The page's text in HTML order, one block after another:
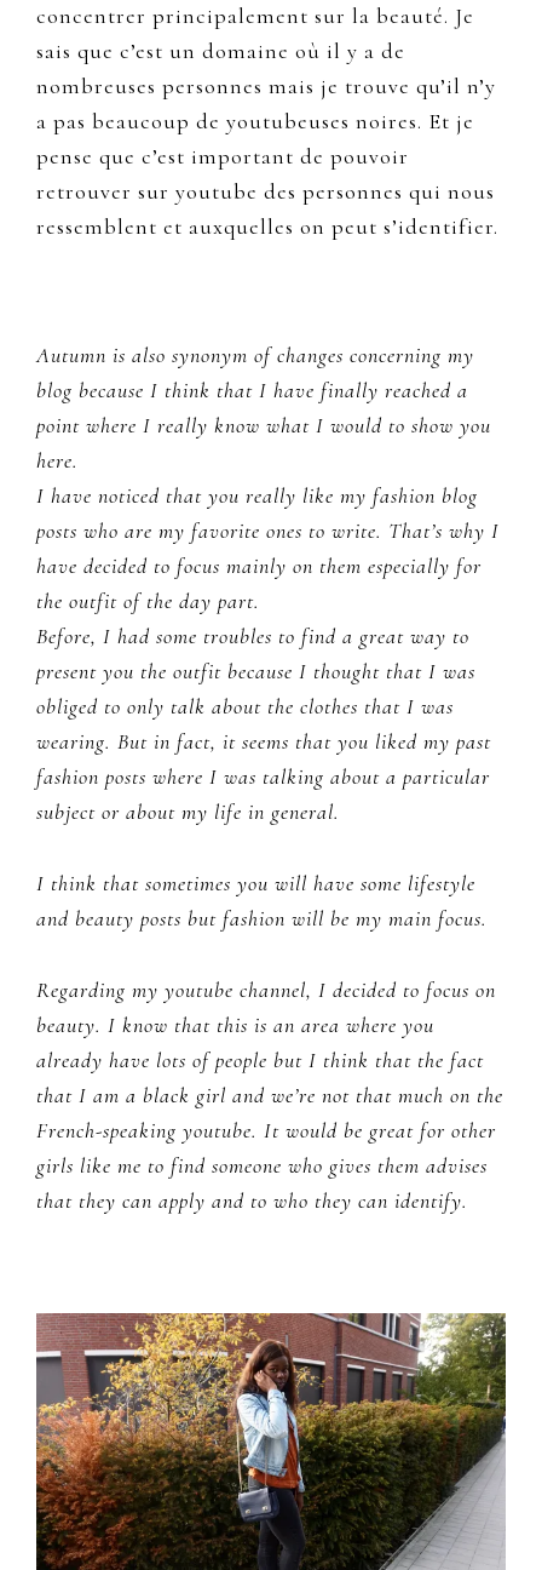
concentrer principalement sur la beauté. Je
sais que c’est un domaine où il y a de
nombreuses personnes mais je trouve qu’il n’y
a pas beaucoup de youtubeuses noires. Et je
pense que c’est important de pouvoir
retrouver sur youtube des personnes qui nous
ressemblent et auxquelles on peut s’identifier.
Autumn is also synonym of changes concerning my
blog because I think that I have finally reached a
point where I really know what I would to show you
here.
I have noticed that you really like my fashion blog
posts who are my favorite ones to write. That’s why I
have decided to focus mainly on them especially for
the outfit of the day part.
Before, I had some troubles to find a great way to
present you the outfit because I thought that I was
obliged to only talk about the clothes that I was
wearing. But in fact, it seems that you liked my past
fashion posts where I was talking about a particular
subject or about my life in general.
I think that sometimes you will have some lifestyle
and beauty posts but fashion will be my main focus.
Regarding my youtube channel, I decided to focus on
beauty. I know that this is an area where you
already have lots of people but I think that the fact
that I am a black girl and we’re not that much on the
French-speaking youtube. It would be great for other
girls like me to find someone who gives them advises
that they can apply and to who they can identify.